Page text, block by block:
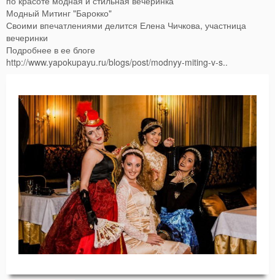
Модный Митинг "Барокко"
Своими впечатлениями делится Елена Чичкова, участница
вечеринки
Подробнее в ее блоге
http://www.yapokupayu.ru/blogs/post/modnyy-miting-v-s..